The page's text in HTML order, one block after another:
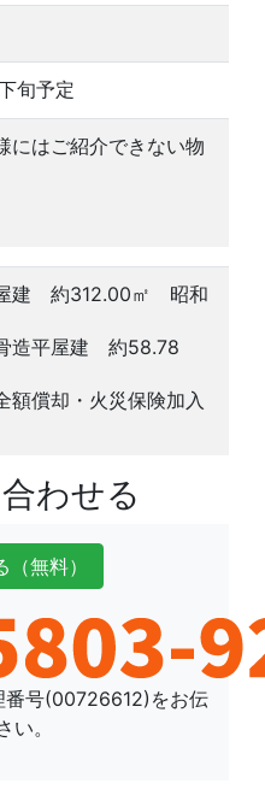
旬予定
にはご紹介できない物
建 約312.00㎡ 昭和
造平屋建 約58.78
額償却・火災保険加入
わせる
（無料）
番号(00726612)をお伝
い。